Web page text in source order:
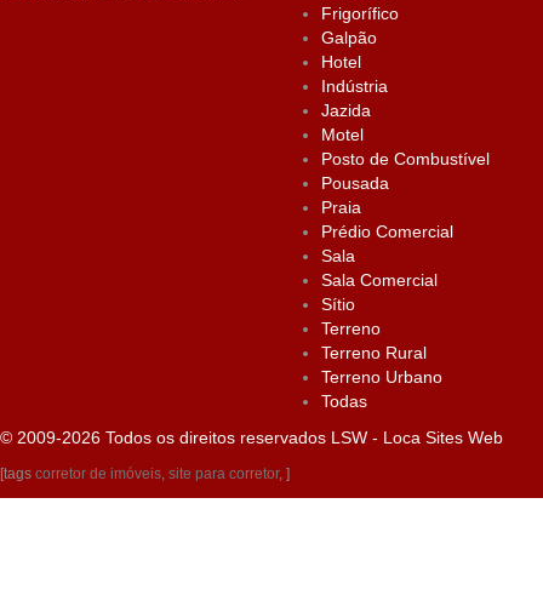
Frigorífico
Galpão
Hotel
Indústria
Jazida
Motel
Posto de Combustível
Pousada
Praia
Prédio Comercial
Sala
Sala Comercial
Sítio
Terreno
Terreno Rural
Terreno Urbano
Todas
© 2009-2026 Todos os direitos reservados LSW - Loca Sites Web
[tags corretor de imóveis, site para corretor, ]